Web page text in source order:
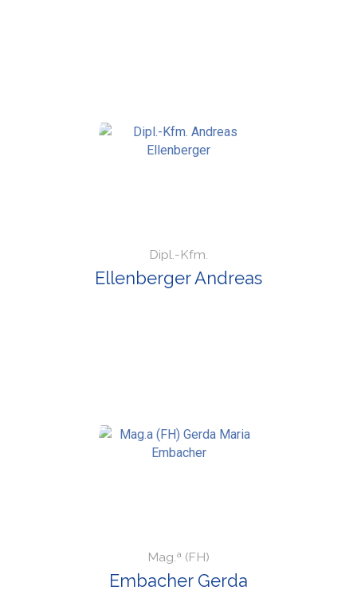
Dipl.-Kfm.
Ellenberger Andreas
Mag.ª (FH)
Embacher Gerda